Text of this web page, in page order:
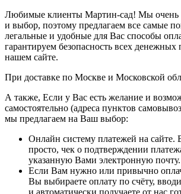
Любимые клиенты Мартин-сад! Мы очень
и выбор, поэтому предлагаем все самые
легальные и удобные для Вас способы
гарантируем безопасность всех денежных
нашем сайте.
При доставке по Москве и Московской
А также, Если у Вас есть желание и
самостоятельно (адреса пунктов
мы предлагаем на Ваш выбор:
Онлайн систему платежей на сайте.
просто, чек о подтверждении
указанную Вами электронную почту.
Если Вам нужно или привычно
Вы выбираете оплату по счёту,
и автоматически получаете от нас